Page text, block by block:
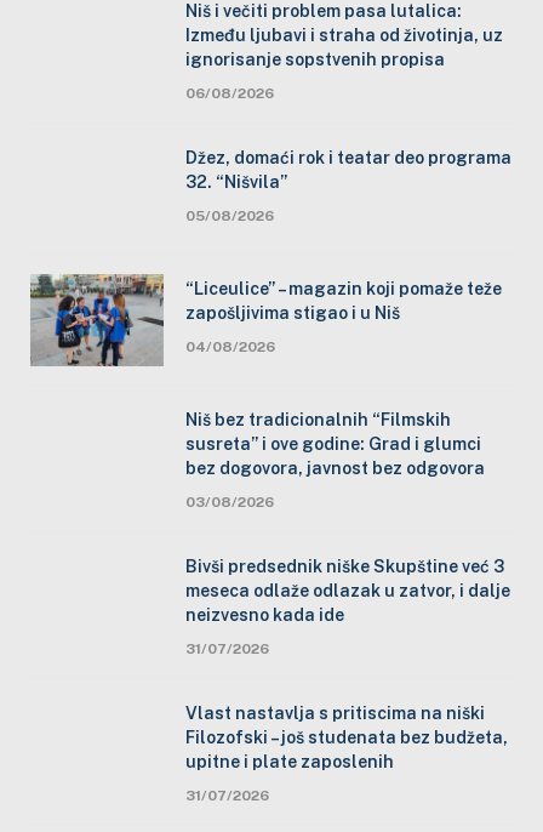
Niš i večiti problem pasa lutalica:
Između ljubavi i straha od životinja, uz
ignorisanje sopstvenih propisa
06/08/2026
Džez, domaći rok i teatar deo programa
32. “Nišvila”
05/08/2026
“Liceulice” – magazin koji pomaže teže
zapošljivima stigao i u Niš
04/08/2026
Niš bez tradicionalnih “Filmskih
susreta” i ove godine: Grad i glumci
bez dogovora, javnost bez odgovora
03/08/2026
Bivši predsednik niške Skupštine već 3
meseca odlaže odlazak u zatvor, i dalje
neizvesno kada ide
31/07/2026
Vlast nastavlja s pritiscima na niški
Filozofski – još studenata bez budžeta,
upitne i plate zaposlenih
31/07/2026